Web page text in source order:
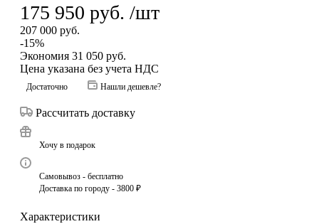
175 950 руб. /шт
207 000 руб.
-15%
Экономия 31 050 руб.
Цена указана без учета НДС
Достаточно Нашли дешевле?
Рассчитать доставку
Хочу в подарок
Самовывоз - бесплатно
Доставка по городу - 3800 ₽
Характеристики